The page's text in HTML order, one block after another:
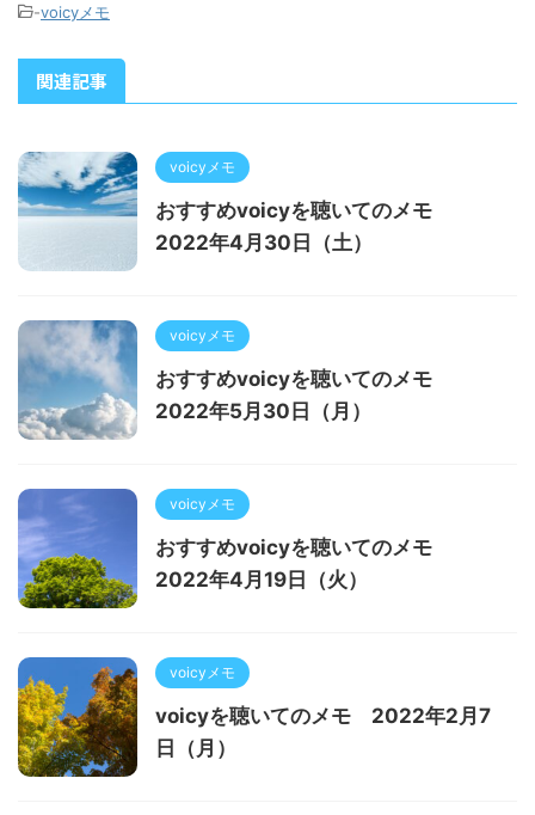
-voicyメモ
関連記事
voicyメモ
おすすめvoicyを聴いてのメモ
2022年4月30日（土）
voicyメモ
おすすめvoicyを聴いてのメモ
2022年5月30日（月）
voicyメモ
おすすめvoicyを聴いてのメモ
2022年4月19日（火）
voicyメモ
voicyを聴いてのメモ 2022年2月7
日（月）